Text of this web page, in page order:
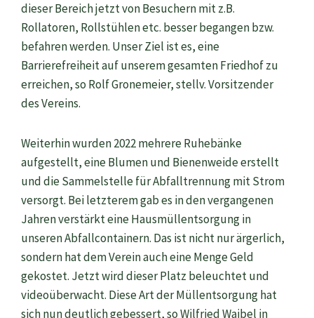
dieser Bereich jetzt von Besuchern mit z.B.
Rollatoren, Rollstühlen etc. besser begangen bzw.
befahren werden. Unser Ziel ist es, eine
Barrierefreiheit auf unserem gesamten Friedhof zu
erreichen, so Rolf Gronemeier, stellv. Vorsitzender
des Vereins.
Weiterhin wurden 2022 mehrere Ruhebänke
aufgestellt, eine Blumen und Bienenweide erstellt
und die Sammelstelle für Abfalltrennung mit Strom
versorgt. Bei letzterem gab es in den vergangenen
Jahren verstärkt eine Hausmüllentsorgung in
unseren Abfallcontainern. Das ist nicht nur ärgerlich,
sondern hat dem Verein auch eine Menge Geld
gekostet. Jetzt wird dieser Platz beleuchtet und
videoüberwacht. Diese Art der Müllentsorgung hat
sich nun deutlich gebessert, so Wilfried Waibel in